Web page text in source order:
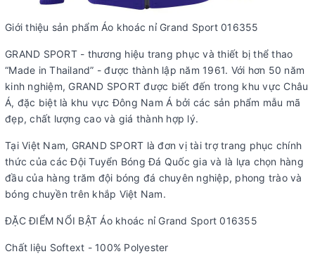
Giới thiệu sản phẩm Áo khoác nỉ Grand Sport 016355
GRAND SPORT - thương hiệu trang phục và thiết bị thể thao
“Made in Thailand” - được thành lập năm 1961. Với hơn 50 năm
kinh nghiệm, GRAND SPORT được biết đến trong khu vực Châu
Á, đặc biệt là khu vực Đông Nam Á bởi các sản phẩm mẫu mã
đẹp, chất lượng cao và giá thành hợp lý.
Tại Việt Nam, GRAND SPORT là đơn vị tài trợ trang phục chính
thức của các Đội Tuyển Bóng Đá Quốc gia và là lựa chọn hàng
đầu của hàng trăm đội bóng đá chuyên nghiệp, phong trào và
bóng chuyền trên khắp Việt Nam.
ĐẶC ĐIỂM NỔI BẬT Áo khoác nỉ Grand Sport 016355
Chất liệu Softext - 100% Polyester